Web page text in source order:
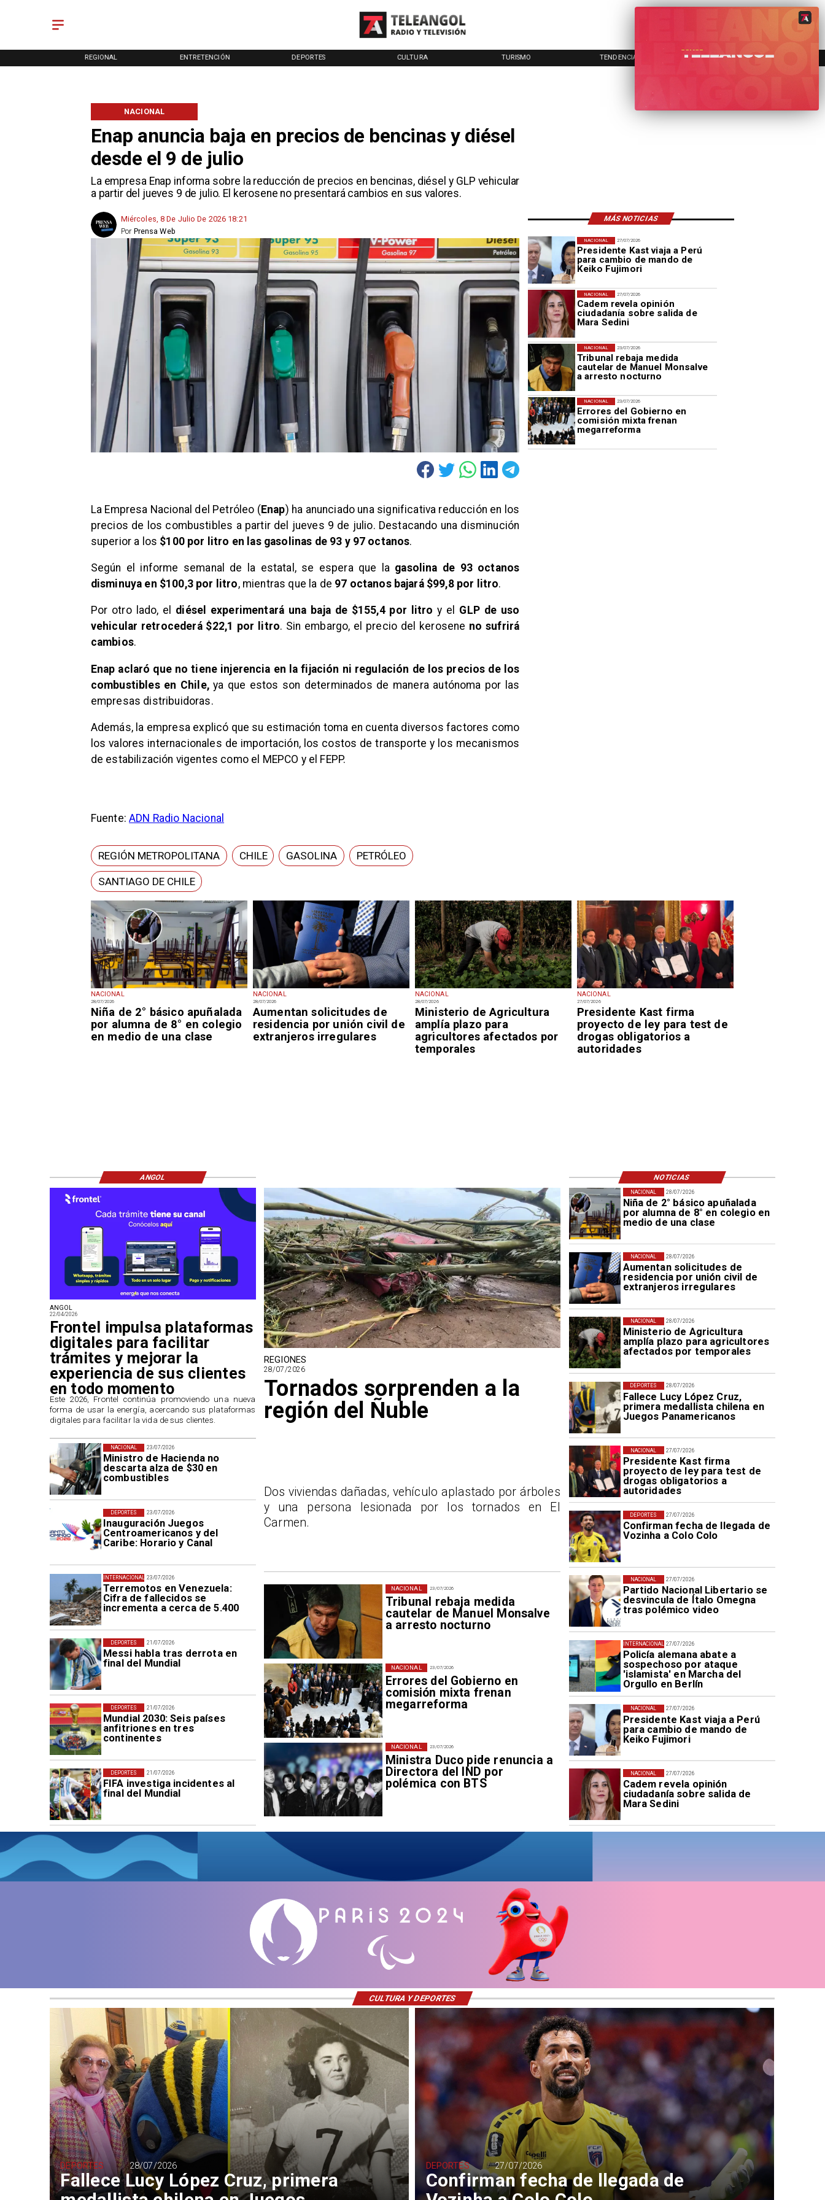
REGIONAL ENTRETENCIÓN DEPORTES CULTURA TURISMO TENDENCIAS EVENTOS
Enap anuncia baja en precios de bencinas y diésel
desde el 9 de julio
La empresa Enap informa sobre la reducción de precios en bencinas, diésel y GLP vehicular
a partir del jueves 9 de julio. El kerosene no presentará cambios en sus valores.
NACIONAL
MÁS NOTICIAS
Miércoles, 8 De Julio De 2026 18:21
Prensa Web
Por
NACIONAL
28/07/2026
Niña de 2° básico apuñalada
por alumna de 8° en colegio
en medio de una clase
NACIONAL
28/07/2026
Aumentan solicitudes de
residencia por unión civil de
extranjeros irregulares
NACIONAL
28/07/2026
Ministerio de Agricultura
amplía plazo para
agricultores afectados por
temporales
NACIONAL
27/07/2026
Presidente Kast firma
proyecto de ley para test de
drogas obligatorios a
autoridades
27/07/2026
Presidente Kast viaja a Perú
para cambio de mando de
Keiko Fujimori
NACIONAL
27/07/2026
Cadem revela opinión
ciudadanía sobre salida de
Mara Sedini
NACIONAL
23/07/2026
Tribunal rebaja medida
cautelar de Manuel Monsalve
a arresto nocturno
NACIONAL
23/07/2026
Errores del Gobierno en
comisión mixta frenan
megarreforma
NACIONAL
La Empresa Nacional del Petróleo (Enap) ha anunciado una significativa reducción en los
precios de los combustibles a partir del jueves 9 de julio. Destacando una disminución
superior a los $100 por litro en las gasolinas de 93 y 97 octanos.
Según el informe semanal de la estatal, se espera que la gasolina de 93 octanos
disminuya en $100,3 por litro, mientras que la de 97 octanos bajará $99,8 por litro.
Por otro lado, el diésel experimentará una baja de $155,4 por litro y el GLP de uso
vehicular retrocederá $22,1 por litro. Sin embargo, el precio del kerosene no sufrirá
cambios.
Enap aclaró que no tiene injerencia en la fijación ni regulación de los precios de los
combustibles en Chile,ya que estos son determinados de manera autónoma por las
empresas distribuidoras.
Además, la empresa explicó que su estimación toma en cuenta diversos factores como
los valores internacionales de importación, los costos de transporte y los mecanismos
de estabilización vigentes como el MEPCO y el FEPP.
Fuente:ADN Radio Nacional
REGIÓN METROPOLITANA CHILE GASOLINA PETRÓLEO
SANTIAGO DE CHILE
28/07/2026
Niña de 2° básico apuñalada
por alumna de 8° en colegio en
medio de una clase
NACIONAL
28/07/2026
Aumentan solicitudes de
residencia por unión civil de
extranjeros irregulares
NACIONAL
28/07/2026
Ministerio de Agricultura
amplía plazo para agricultores
afectados por temporales
NACIONAL
28/07/2026
Fallece Lucy López Cruz,
primera medallista chilena en
Juegos Panamericanos
DEPORTES
27/07/2026
Presidente Kast firma
proyecto de ley para test de
drogas obligatorios a
autoridades
NACIONAL
27/07/2026
Confirman fecha de llegada de
Vozinha a Colo Colo
DEPORTES
27/07/2026
Partido Nacional Libertario se
desvincula de Ítalo Omegna
tras polémico video
NACIONAL
27/07/2026
Policía alemana abate a
sospechoso por ataque
'islamista' en Marcha del
Orgullo en Berlín
INTERNACIONAL
27/07/2026
Presidente Kast viaja a Perú
para cambio de mando de
Keiko Fujimori
NACIONAL
27/07/2026
Cadem revela opinión
ciudadanía sobre salida de
Mara Sedini
NACIONAL
23/07/2026
Ministro de Hacienda no
descarta alza de $30 en
combustibles
NACIONAL
23/07/2026
Inauguración Juegos
Centroamericanos y del
Caribe: Horario y Canal
DEPORTES
23/07/2026
Terremotos en Venezuela:
Cifra de fallecidos se
incrementa a cerca de 5.400
INTERNACIONAL
21/07/2026
Messi habla tras derrota en
final del Mundial
DEPORTES
21/07/2026
Mundial 2030: Seis países
anfitriones en tres
continentes
DEPORTES
21/07/2026
FIFA investiga incidentes al
final del Mundial
DEPORTES
23/07/2026
Tribunal rebaja medida
cautelar de Manuel Monsalve
a arresto nocturno
NACIONAL
23/07/2026
Errores del Gobierno en
comisión mixta frenan
megarreforma
NACIONAL
23/07/2026
Ministra Duco pide renuncia a
Directora del IND por
polémica con BTS
NACIONAL
ANGOL
22/04/2026
Frontel impulsa plataformas
digitales para facilitar
trámites y mejorar la
experiencia de sus clientes
en todo momento
​Este 2026, Frontel continúa promoviendo una nueva
forma de usar la energía, acercando sus plataformas
digitales para facilitar la vida de sus clientes.
REGIONES
28/07/2026
Tornados sorprenden a la
región del Ñuble
Dos viviendas dañadas, vehículo aplastado por árboles
y una persona lesionada por los tornados en El
Carmen.
ANGOL NOTICIAS
Fallece Lucy López Cruz, primera
DEPORTES 28/07/2026
Confirman fecha de llegada de
DEPORTES 27/07/2026
CULTURA Y DEPORTES